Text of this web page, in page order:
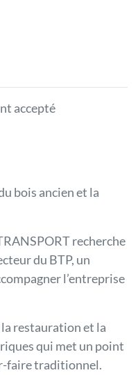
accepté
bois ancien et la
recherche
du BTP, un
l’entreprise
la restauration et la
qui met un point
faire traditionnel.